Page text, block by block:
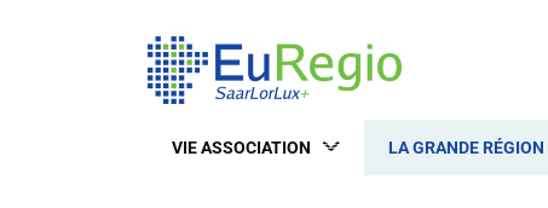
VIE ASSOCIATION LA GRANDE RÉGION